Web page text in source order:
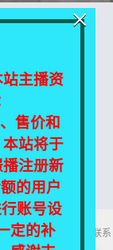
侵犯了您的权益，请联系
主播资
售价和
站将于
注册新
的用户
账号设
定的补
×